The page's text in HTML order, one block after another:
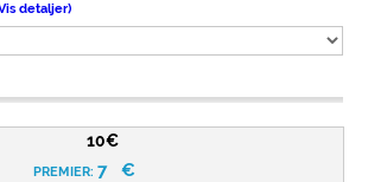
detaljer)
10€
PREMIER: 7 €